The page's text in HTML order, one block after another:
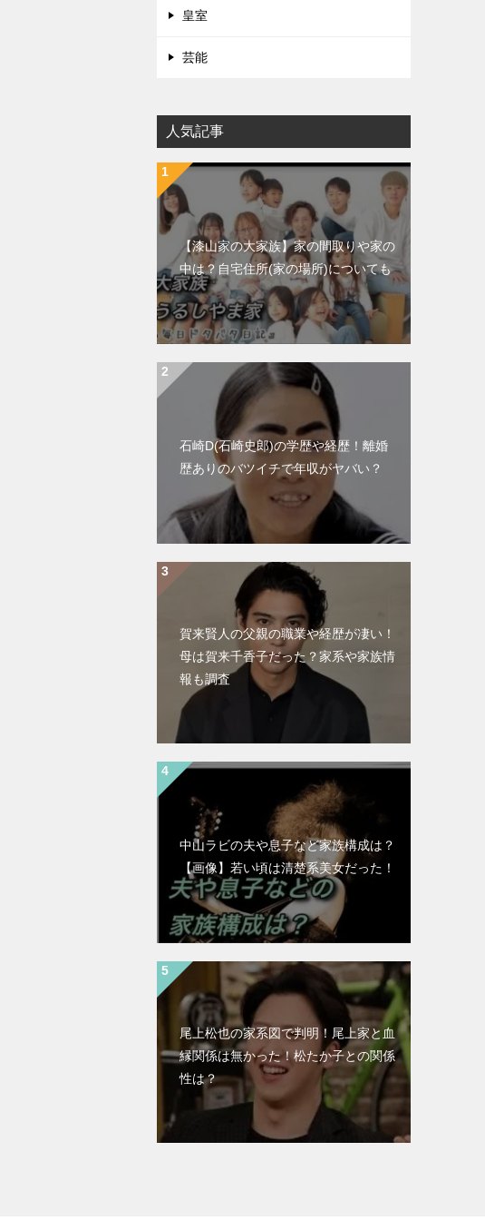
皇室
芸能
人気記事
【漆山家の大家族】家の間取りや家の
中は？自宅住所(家の場所)についても
石崎D(石崎史郎)の学歴や経歴！離婚
歴ありのバツイチで年収がヤバい？
賀来賢人の父親の職業や経歴が凄い！
母は賀来千香子だった？家系や家族情
報も調査
中山ラビの夫や息子など家族構成は？
【画像】若い頃は清楚系美女だった！
尾上松也の家系図で判明！尾上家と血
縁関係は無かった！松たか子との関係
性は？